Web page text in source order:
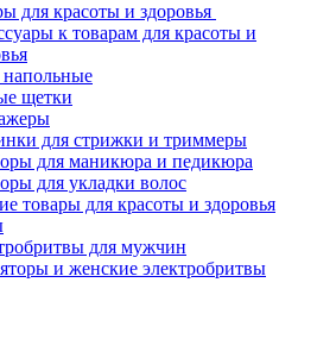
для красоты и здоровья
к товарам для красоты и
щетки
для стрижки и триммеры
для маникюра и педикюра
для укладки волос
товары для красоты и здоровья
для мужчин
и женские электробритвы